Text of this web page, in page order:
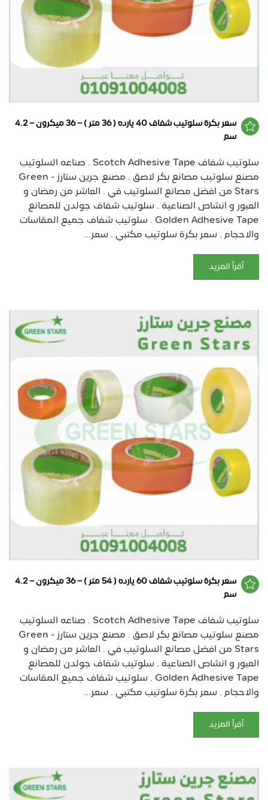
سعر بكرة سلوتيب شفاف 40 يارده ( 36 متر ) – 36 ميكرون – 4.2
سم
سلوتيب شفاف Scotch Adhesive Tape . صناعه السلوتيب
مصنع سلوتيب مصانع بكر لاصق . مصنع جرين ستارز - Green
Stars من افضل مصانع السلوتيب في . العاشر من رمضان و
العبور و انشاص الصناعية . سلوتيب شفاف جولدن للمصانع
Golden Adhesive Tape . سلوتيب شفاف جميع المقاسات
والاحجام . سعر بكرة سلوتيب مكتبي . سعر...
أقرأ المزيد
سعر بكرة سلوتيب شفاف 60 يارده ( 54 متر ) – 36 ميكرون – 4.2
سم
سلوتيب شفاف Scotch Adhesive Tape . صناعه السلوتيب
مصنع سلوتيب مصانع بكر لاصق . مصنع جرين ستارز - Green
Stars من افضل مصانع السلوتيب في . العاشر من رمضان و
العبور و انشاص الصناعية . سلوتيب شفاف جولدن للمصانع
Golden Adhesive Tape . سلوتيب شفاف جميع المقاسات
والاحجام . سعر بكرة سلوتيب مكتبي . سعر...
أقرأ المزيد